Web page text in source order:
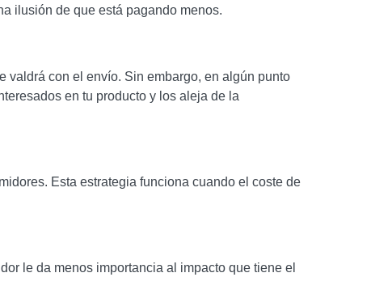
ilusión de que está pagando menos.
valdrá con el envío. Sin embargo, en algún punto
en tu producto y los aleja de la
Esta estrategia funciona cuando el coste de
le da menos importancia al impacto que tiene el